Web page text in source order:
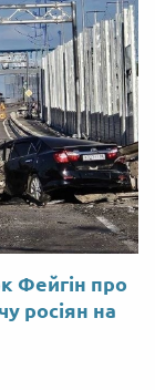
Фейгін про
росіян на